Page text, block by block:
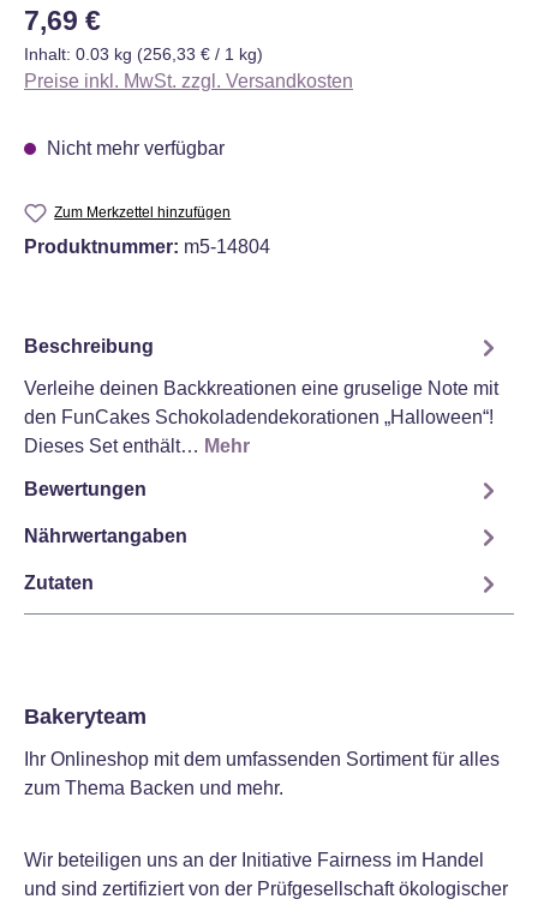
Regulärer Preis:
7,69 €
Inhalt: 0.03 kg (256,33 € / 1 kg)
Preise inkl. MwSt. zzgl. Versandkosten
Nicht mehr verfügbar
Zum Merkzettel hinzufügen
Produktnummer: m5-14804
Beschreibung
Verleihe deinen Backkreationen eine gruselige Note mit
den FunCakes Schokoladendekorationen „Halloween“!
Dieses Set enthält… Mehr
Bewertungen
Nährwertangaben
Zutaten
Bakeryteam
Ihr Onlineshop mit dem umfassenden Sortiment für alles
zum Thema Backen und mehr.
Wir beteiligen uns an der Initiative Fairness im Handel
und sind zertifiziert von der Prüfgesellschaft ökologischer